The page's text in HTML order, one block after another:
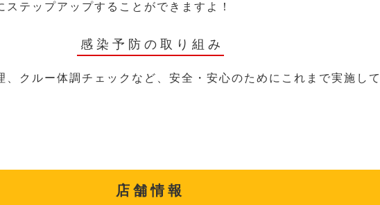
テップアップすることができますよ！
感染予防の取り組み
、クルー体調チェックなど、安全・安心のためにこれまで実施し
店舗情報